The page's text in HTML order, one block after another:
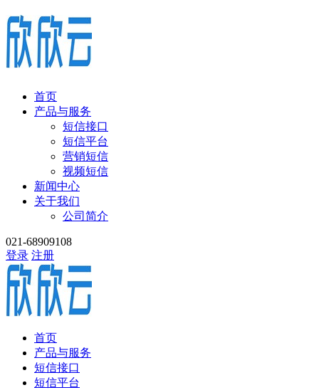
首页
产品与服务
短信接口
短信平台
营销短信
视频短信
新闻中心
关于我们
公司简介
021-68909108
登录 注册
首页
产品与服务
短信接口
短信平台